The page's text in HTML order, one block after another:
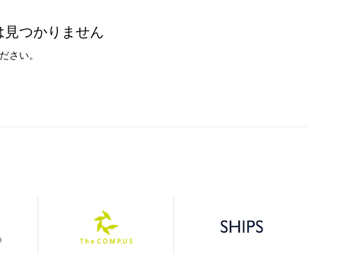
つかりません
さい。